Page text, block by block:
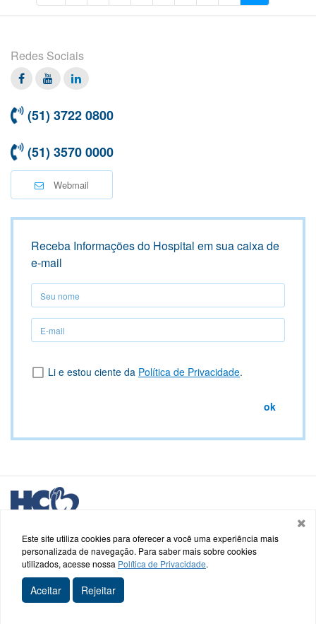
Redes Sociais
Facebook
TwitterLinkedin
(51) 3722 0800
(51) 3570 0000
Webmail
Receba Informações do Hospital em sua caixa de
e-mail
Seu
nome
Seu
nome
Li e estou ciente da Política de Privacidade.
ok
Logo
HCB
Saldanha Marinho, nº 48, Centro - Cachoeira do Sul - RS
Termos de uso e Política de Privacidade
logo
Axysweb
Este site utiliza cookies para oferecer a você uma experiência mais
personalizada de navegação. Para saber mais sobre cookies
utilizados, acesse nossa Política de Privacidade.
Aceitar Rejeitar